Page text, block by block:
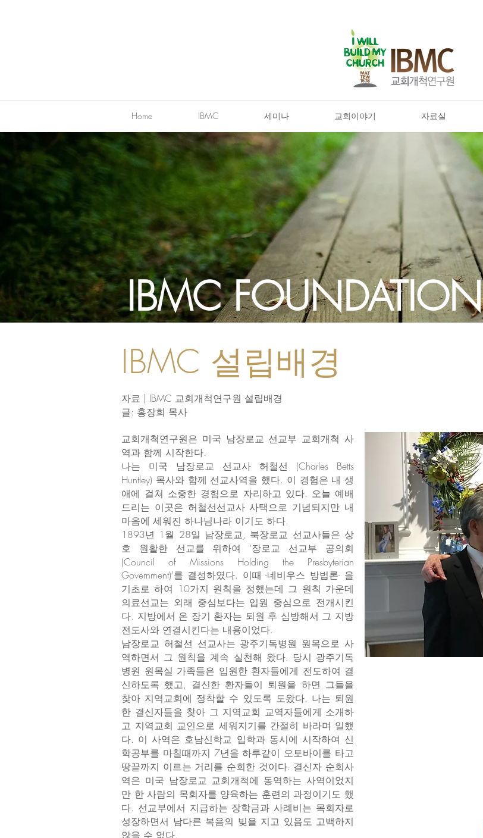
Home IBMC 세미나 교회이야기 자료실
IBMC FOUNDATION
IBMC 설립배경
자료 | IBMC 교회개척연구원 설립배경
글: 홍장희 목사
교회개척연구원은 미국 남장로교 선교부 교회개척 사
역과 함께 시작한다.
나는 미국 남장로교 선교사 허철선 (Charles Betts
Huntley) 목사와 함께 선교사역을 했다. 이 경험은 내 생
애에 걸쳐 소중한 경험으로 자리하고 있다. 오늘 예배
드리는 이곳은 허철선선교사 사택으로 기념되지만 내
마음에 세워진 하나님나라 이기도 하다.
1893년 1월 28일 남장로교, 북장로교 선교사들은 상
호 원활한 선교를 위하여 ‘장로교 선교부 공의회
(Council of Missions Holding the Presbyterian
Government)’를 결성하였다. 이때 -네비우스 방법론- 을
기초로 하여 10가지 원칙을 정했는데 그 원칙 가운데
의료선교는 외래 중심보다는 입원 중심으로 전개시킨
다. 지방에서 온 장기 환자는 퇴원 후 심방해서 그 지방
전도사와 연결시킨다는 내용이었다.
남장로교 허철선 선교사는 광주기독병원 원목으로 사
역하면서 그 원칙을 계속 실천해 왔다. 당시 광주기독
병원 원목실 가족들은 입원한 환자들에게 전도하여 결
신하도록 했고, 결신한 환자들이 퇴원을 하면 그들을
찾아 지역교회에 정착할 수 있도록 도왔다. 나는 퇴원
한 결신자들을 찾아 그 지역교회 교역자들에게 소개하
고 지역교회 교인으로 세워지기를 간절히 바라며 일했
다. 이 사역은 호남신학교 입학과 동시에 시작하여 신
학공부를 마칠때까지 7년을 하루같이 오토바이를 타고
땅끝까지 이르는 거리를 순회한 것이다. 결신자 순회사
역은 미국 남장로교 교회개척에 동역하는 사역이었지
만 한 사람의 목회자를 양육하는 훈련의 과정이기도 했
다. 선교부에서 지급하는 장학금과 사례비는 목회자로
성장하면서 남다른 복음의 빚을 지고 있음도 고백하지
않을 수 없다.